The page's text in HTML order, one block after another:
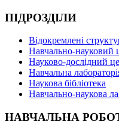
ПІДРОЗДІЛИ
Відокремлені
Навчально-науковий
Науково-дослідний
Навчальна
Наукова бібліотека
Навчально-наукова
НАВЧАЛЬНА